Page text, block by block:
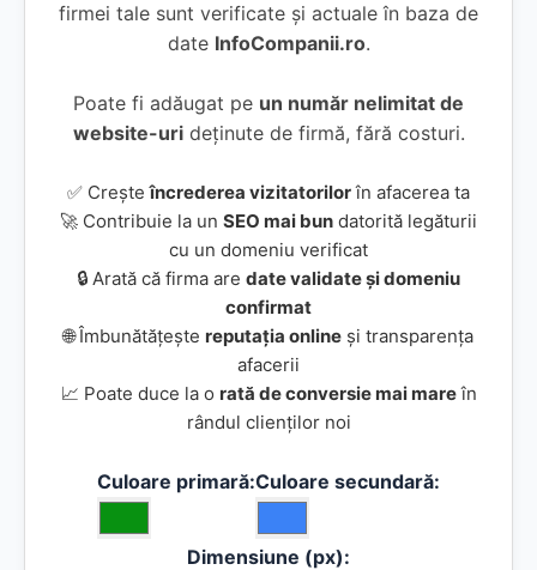
firmei tale sunt verificate și actuale în baza de
date InfoCompanii.ro.
Poate fi adăugat pe un număr nelimitat de
website-urideținute de firmă, fără costuri.
✅ Creșteîncrederea vizitatorilorîn afacerea ta
🚀 Contribuie la un SEO mai bun datorită legăturii
cu un domeniu verificat
🔒 Arată că firma are date validate și domeniu
confirmat
🌐 Îmbunătățește reputația online și transparența
afacerii
📈 Poate duce la o rată de conversie mai mareîn
rândul clienților noi
Culoare primară:Culoare secundară:
Dimensiune (px):